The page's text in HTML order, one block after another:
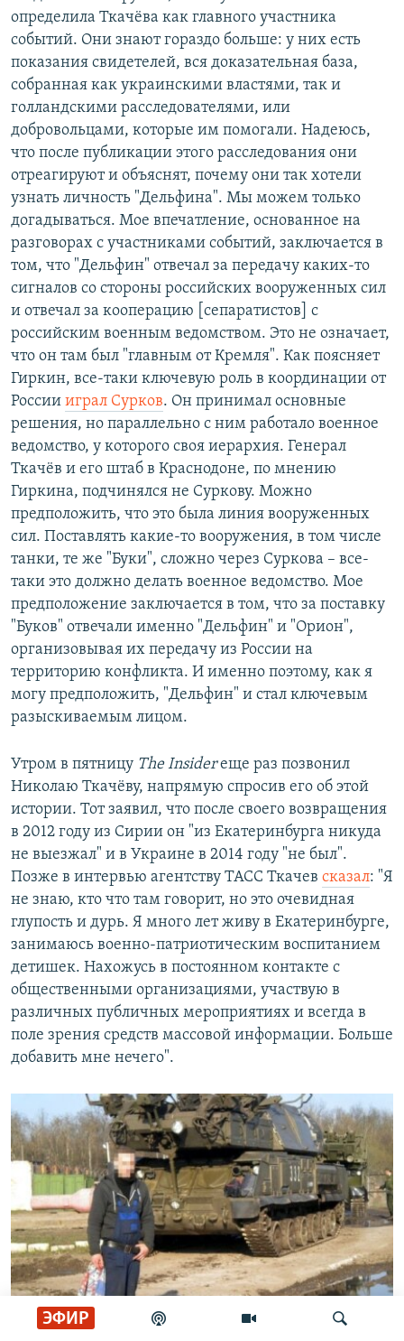
ЭФИР
определила Ткачёва как главного участника
событий. Они знают гораздо больше: у них есть
показания свидетелей, вся доказательная база,
собранная как украинскими властями, так и
голландскими расследователями, или
добровольцами, которые им помогали. Надеюсь,
что после публикации этого расследования они
отреагируют и объяснят, почему они так хотели
узнать личность "Дельфина". Мы можем только
догадываться. Мое впечатление, основанное на
разговорах с участниками событий, заключается в
том, что "Дельфин" отвечал за передачу каких-то
сигналов со стороны российских вооруженных сил
и отвечал за кооперацию [сепаратистов] с
российским военным ведомством. Это не означает,
что он там был "главным от Кремля". Как поясняет
Гиркин, все-таки ключевую роль в координации от
России играл Сурков. Он принимал основные
решения, но параллельно с ним работало военное
ведомство, у которого своя иерархия. Генерал
Ткачёв и его штаб в Краснодоне, по мнению
Гиркина, подчинялся не Суркову. Можно
предположить, что это была линия вооруженных
сил. Поставлять какие-то вооружения, в том числе
танки, те же "Буки", сложно через Суркова – все-
таки это должно делать военное ведомство. Мое
предположение заключается в том, что за поставку
"Буков" отвечали именно "Дельфин" и "Орион",
организовывая их передачу из России на
территорию конфликта. И именно поэтому, как я
могу предположить, "Дельфин" и стал ключевым
разыскиваемым лицом.
Утром в пятницу The Insiderеще раз позвонил
Николаю Ткачёву, напрямую спросив его об этой
истории. Тот заявил, что после своего возвращения
в 2012 году из Сирии он "из Екатеринбурга никуда
не выезжал" и в Украине в 2014 году "не был".
Позже в интервью агентству ТАСС Ткачев сказал: "Я
не знаю, кто что там говорит, но это очевидная
глупость и дурь. Я много лет живу в Екатеринбурге,
занимаюсь военно-патриотическим воспитанием
детишек. Нахожусь в постоянном контакте с
общественными организациями, участвую в
различных публичных мероприятиях и всегда в
поле зрения средств массовой информации. Больше
добавить мне нечего".